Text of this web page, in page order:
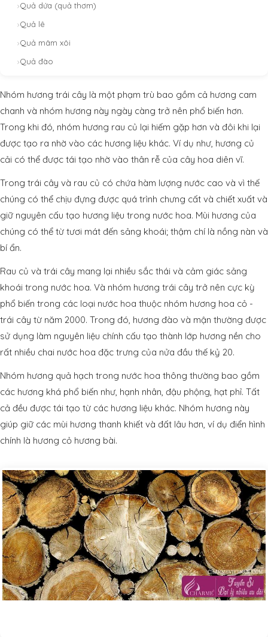
Quả dứa (quả thơm)
Quả lê
Quả mâm xôi
Quả đào
Nhóm hương trái cây là một phạm trù bao gồm cả hương cam
chanh và nhóm hương này ngày càng trở nên phổ biến hơn.
Trong khi đó, nhóm hương rau củ lại hiếm gặp hơn và đôi khi lại
được tạo ra nhờ vào các hương liệu khác. Ví dụ như, hương củ
cải có thể được tái tạo nhờ vào thân rễ của cây hoa diên vĩ.
Trong trái cây và rau củ có chứa hàm lượng nước cao và vì thế
chúng có thể chịu đựng được quá trình chưng cất và chiết xuất và
giữ nguyên cấu tạo hương liệu trong nước hoa. Mùi hương của
chúng có thể từ tươi mát đến sảng khoái; thậm chí là nồng nàn và
bí ẩn.
Rau củ và trái cây mang lại nhiều sắc thái và cảm giác sảng
khoái trong nước hoa. Và nhóm hương trái cây trở nên cực kỳ
phổ biến trong các loại nước hoa thuộc nhóm hương hoa cỏ -
trái cây từ năm 2000. Trong đó, hương đào và mận thường được
sử dụng làm nguyên liệu chính cấu tạo thành lớp hương nền cho
rất nhiều chai nước hoa đặc trưng của nửa đầu thế kỷ 20.
Nhóm hương quả hạch trong nước hoa thông thường bao gồm
các hương khá phổ biến như, hạnh nhân, đậu phộng, hạt phỉ. Tất
cả đều được tái tạo từ các hương liệu khác. Nhóm hương này
giúp giữ các mùi hương thanh khiết và đất lâu hơn, ví dụ điển hình
chính là hương cỏ hương bài.